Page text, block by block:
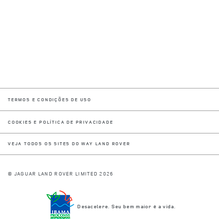
TERMOS E CONDIÇÕES DE USO
COOKIES E POLÍTICA DE PRIVACIDADE
VEJA TODOS OS SITES DO WAY LAND ROVER
© JAGUAR LAND ROVER LIMITED 2026
Desacelere. Seu bem maior é a vida.